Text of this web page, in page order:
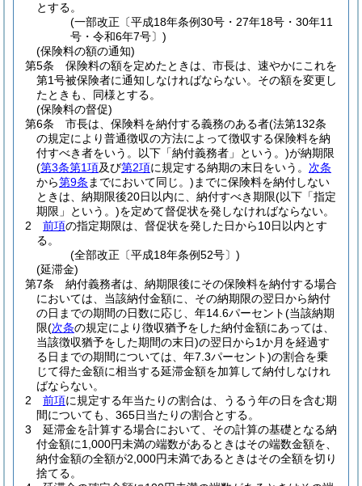
とする。
(一部改正〔平成18年条例30号・27年18号・30年11
号・令和6年7号〕)
(保険料の額の通知)
第5条
保険料の額を定めたときは、市長は、速やかにこれを
第1号被保険者に通知しなければならない。 その額を変更し
たときも、同様とする。
(保険料の督促)
第6条
市長は、保険料を納付する義務のある者(法第132条
の規定により普通徴収の方法によって徴収する保険料を納
付すべき者をいう。以下「納付義務者」という。)が納期限
(第3条第1項及び第2項に規定する納期の末日をいう。 次条
から第9条 までにおいて同じ。) までに保険料を納付しない
ときは、納期限後20日以内に、納付すべき期限(以下「指定
期限」という。)を定めて督促状を発しなければならない。
2
前項の指定期限は、督促状を発した日から10日以内とす
る。
(全部改正〔平成18年条例52号〕)
(延滞金)
第7条
納付義務者は、納期限後にその保険料を納付する場合
においては、当該納付金額に、その納期限の翌日から納付
の日までの期間の日数に応じ、年14.6パーセント(当該納期
限(次条の規定により徴収猶予をした納付金額にあっては、
当該徴収猶予をした期間の末日)の翌日から1か月を経過す
る日までの期間については、年7.3パーセント)の割合を乗
じて得た金額に相当する延滞金額を加算して納付しなけれ
ばならない。
2
前項に規定する年当たりの割合は、うるう年の日を含む期
間についても、365日当たりの割合とする。
3
延滞金を計算する場合において、その計算の基礎となる納
付金額に1,000円未満の端数があるときはその端数金額を、
納付金額の全額が2,000円未満であるときはその全額を切り
捨てる。